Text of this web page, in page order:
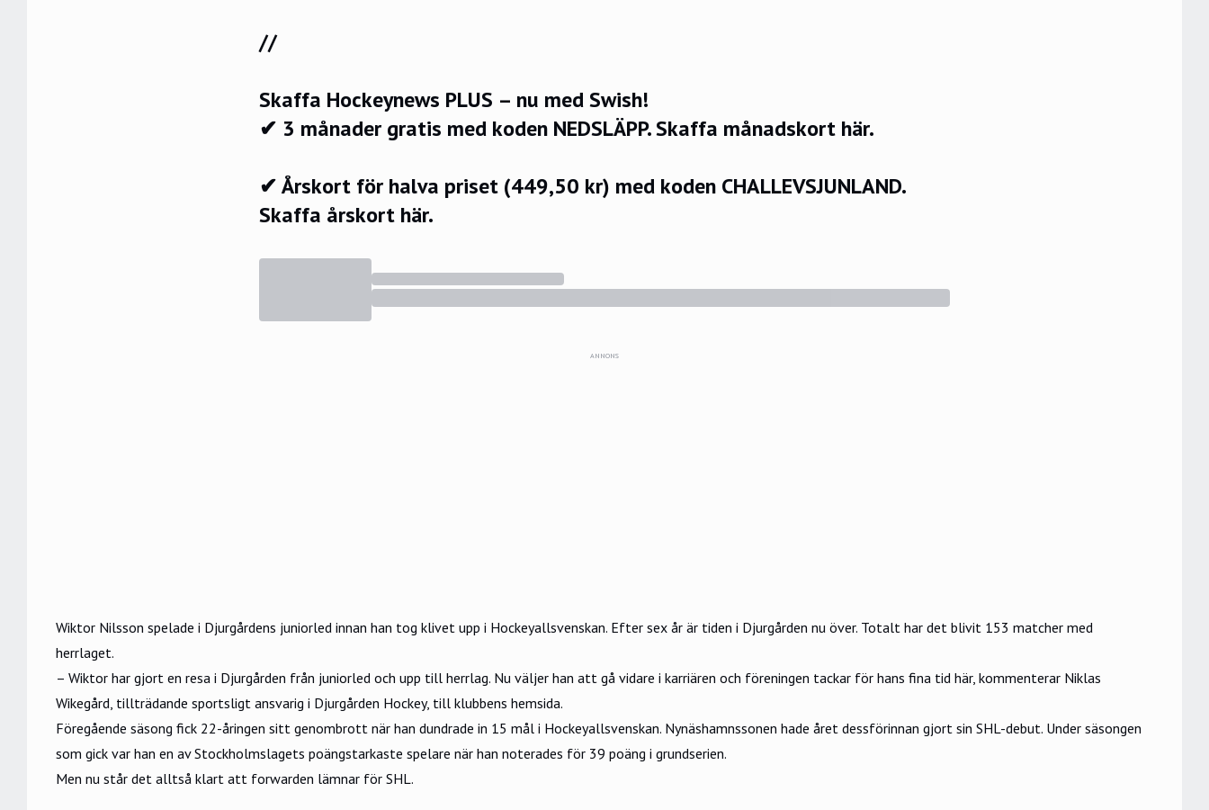
//
Skaffa Hockeynews PLUS – nu med Swish!
✔ 3 månader gratis med koden NEDSLÄPP.Skaffa månadskort här.
✔ Årskort för halva priset (449,50 kr) med koden CHALLEVSJUNLAND.
Skaffa årskort här.
ANNONS
Wiktor Nilsson spelade i Djurgårdens juniorled innan han tog klivet upp i Hockeyallsvenskan. Efter sex år är tiden i Djurgården nu över. Totalt har det blivit 153 matcher med
herrlaget.
– Wiktor har gjort en resa i Djurgården från juniorled och upp till herrlag. Nu väljer han att gå vidare i karriären och föreningen tackar för hans fina tid här, kommenterar Niklas
Wikegård, tillträdande sportsligt ansvarig i Djurgården Hockey, till klubbens hemsida.
Föregående säsong fick 22-åringen sitt genombrott när han dundrade in 15 mål i Hockeyallsvenskan. Nynäshamnssonen hade året dessförinnan gjort sin SHL-debut. Under säsongen
som gick var han en av Stockholmslagets poängstarkaste spelare när han noterades för 39 poäng i grundserien.
Men nu står det alltså klart att forwarden lämnar för SHL.